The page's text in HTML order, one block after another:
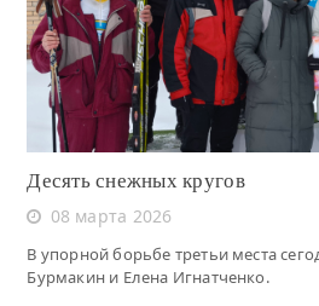
Десять снежных кругов
08 марта 2026
В упорной борьбе третьи места
Бурмакин и Елена Игнатченко.